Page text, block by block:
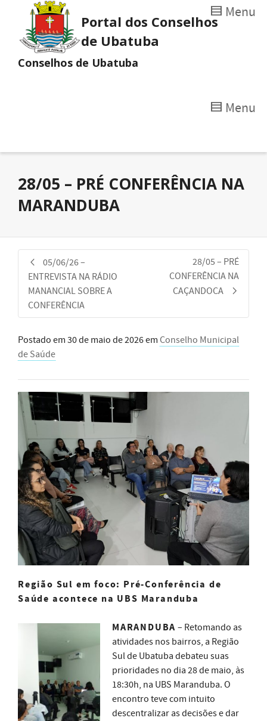
Menu
Portal dos Conselhos
de Ubatuba
Conselhos de Ubatuba
Menu
28/05 – PRÉ CONFERÊNCIA NA
MARANDUBA
05/06/26 –
ENTREVISTA NA RÁDIO
MANANCIAL SOBRE A
CONFERÊNCIA
28/05 – PRÉ
CONFERÊNCIA NA
CAÇANDOCA
Postado em 30 de maio de 2026em Conselho Municipal
de Saúde
Região Sul em foco: Pré-Conferência de
Saúde acontece na UBS Maranduba
MARANDUBA – Retomando as
atividades nos bairros, a Região
Sul de Ubatuba debateu suas
prioridades no dia 28 de maio, às
18:30h, na UBS Maranduba. O
encontro teve com intuito
descentralizar as decisões e dar